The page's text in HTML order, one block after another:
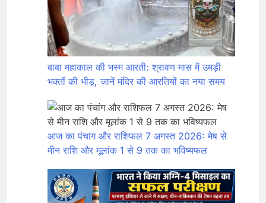
बाबा महाकाल की भस्म आरती: श्रावण मास में उमड़ी
भक्तों की भीड़, जानें मंदिर की आरतियों का नया समय
आज का पंचांग और राशिफल 7 अगस्त 2026: मेष से
मीन राशि और मूलांक 1 से 9 तक का भविष्यफल